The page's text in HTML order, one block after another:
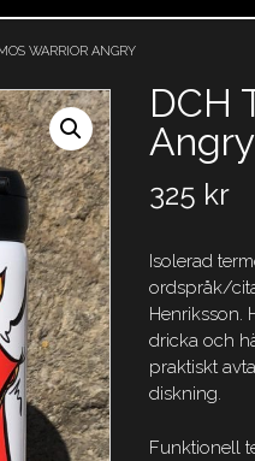
WARRIOR ANGRY
DCH
Angry
325 kr
Isolerad
ordspråk/
Henriksson.
dricka och
praktiskt
diskning.
Funktionell